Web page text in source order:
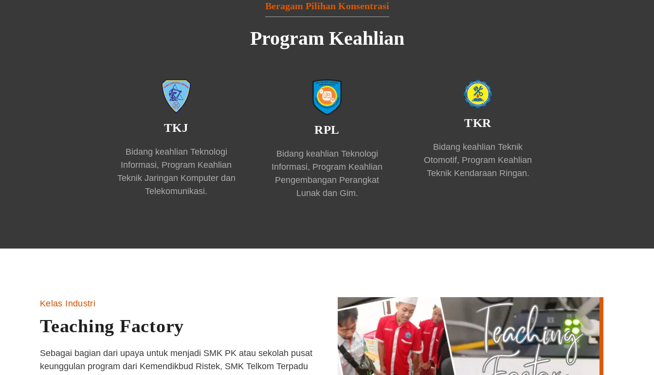
Beragam Pilihan Konsentrasi
Program Keahlian
TKJ
Bidang keahlian Teknologi
Informasi, Program Keahlian
Teknik Jaringan Komputer dan
Telekomunikasi.
RPL
Bidang keahlian Teknologi
Informasi, Program Keahlian
Pengembangan Perangkat
Lunak dan Gim.
TKR
Bidang keahlian Teknik
Otomotif, Program Keahlian
Teknik Kendaraan Ringan.
Kelas Industri
Teaching Factory
Sebagai bagian dari upaya untuk menjadi SMK PK atau sekolah pusat
keunggulan program dari Kemendikbud Ristek, SMK Telkom Terpadu